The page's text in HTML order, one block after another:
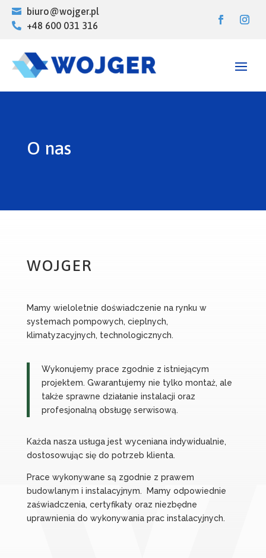
 biuro@wojger.pl
 +48 600 031 316
O nas
WOJGER
Mamy wieloletnie doświadczenie na rynku w
systemach pompowych, cieplnych,
klimatyzacyjnych, technologicznych.
Wykonujemy prace zgodnie z istniejącym
projektem. Gwarantujemy nie tylko montaż, ale
także sprawne działanie instalacji oraz
profesjonalną obsługę serwisową.
Każda nasza usługa jest wyceniana indywidualnie,
dostosowując się do potrzeb klienta.
Prace wykonywane są zgodnie z prawem
budowlanym i instalacyjnym. Mamy odpowiednie
zaświadczenia, certyfikaty oraz niezbędne
uprawnienia do wykonywania prac instalacyjnych.